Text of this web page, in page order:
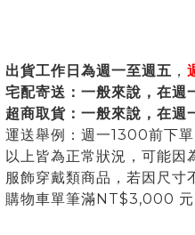
出貨工作日為週一至週五 ，
宅配寄送：一般來說，在週
超商取貨：一般來說，在週
運送舉例：週一1300前下
以上皆為正常狀況，可能因
服飾穿戴類商品，若因尺寸
購物車單筆滿NT$3,000 元